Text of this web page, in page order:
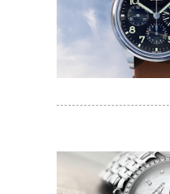
宁
杭
金
绍
济
广
广